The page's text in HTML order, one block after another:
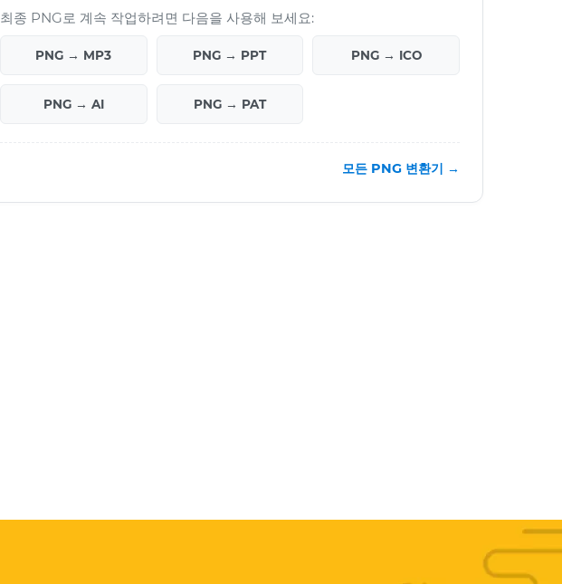
최종 PNG로 계속 작업하려면 다음을 사용해 보세요:
PNG → MP3 PNG → PPT PNG → ICO
PNG → AI PNG → PAT
모든 PNG 변환기 →